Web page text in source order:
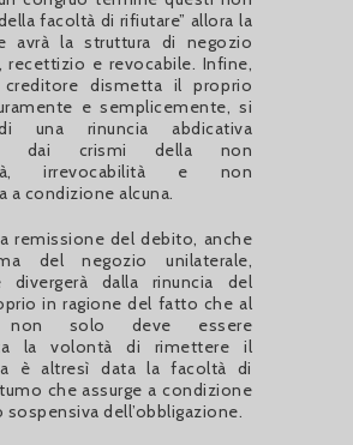
facoltà di rifiutare” allora la
avrà la struttura di negozio
recettizio e revocabile. Infine,
dismetta il proprio
e semplicemente, si
una rinuncia abdicativa
dai crismi della non
irrevocabilità e non
condizione alcuna.
remissione del debito, anche
del negozio unilaterale,
divergerà dalla rinuncia del
in ragione del fatto che al
non solo deve essere
la volontà di rimettere il
è altresì data la facoltà di
che assurge a condizione
sospensiva dell’obbligazione.